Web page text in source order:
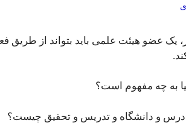
یک عضو هیئت علمی باید بتواند از
به چه مفهوم است؟
و دانشگاه و تدریس و تحقیق چیست؟